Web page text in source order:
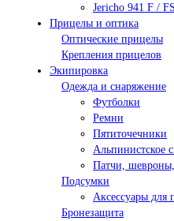
Jericho 941 F /
Прицелы и оптика
Оптические прицелы
Крепления прицелов
Экипировка
Одежда и снаряжение
Футболки
Ремни
Пятиточечники
Альпинистское
Патчи,
Подсумки
Аксессуары для
Бронезащита